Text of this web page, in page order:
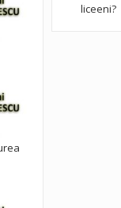
liceeni?